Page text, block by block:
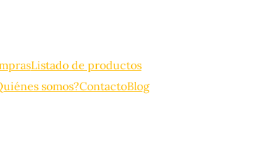
Listado de productos
somos?ContactoBlog